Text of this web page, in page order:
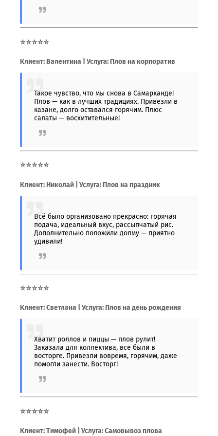
⭐⭐⭐⭐⭐
Клиент: Валентина | Услуга: Плов на корпоратив
Такое чувство, что мы снова в Самарканде!
Плов — как в лучших традициях. Привезли в
казане, долго оставался горячим. Плюс
салаты — восхитительные!
⭐⭐⭐⭐⭐
Клиент: Николай | Услуга: Плов на праздник
Всё было организовано прекрасно: горячая
подача, идеальный вкус, рассыпчатый рис.
Дополнительно положили долму — приятно
удивили!
⭐⭐⭐⭐⭐
Клиент: Светлана | Услуга: Плов на день рождения
Хватит роллов и пиццы — плов рулит!
Заказала для коллектива, все были в
восторге. Привезли вовремя, горячим, даже
помогли занести. Восторг!
⭐⭐⭐⭐⭐
Клиент: Тимофей | Услуга: Самовывоз плова